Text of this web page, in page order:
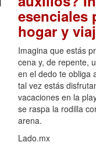
esenciales
hogar y
Imagina que estás
cena y, de repente,
en el dedo te obliga
tal vez estás
vacaciones en la
se raspa la rodilla
arena.
Lado.mx